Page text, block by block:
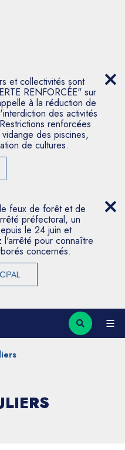
et collectivités sont
RENFORCÉE" sur
à la réduction de
des activités
renforcées
des piscines,
de cultures.
feux de forêt et de
préfectoral, un
le 24 juin et
l'arrêté pour connaître
concernés.